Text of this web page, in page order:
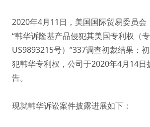
2020年4月11日，美国国际贸易委员会
“韩华诉隆基产品侵犯其美国专利权（专
US9893215号）”337调查初裁结果：
犯韩华专利权，公司于2020年4月14日
告。
现就韩华诉讼案件披露进展如下：